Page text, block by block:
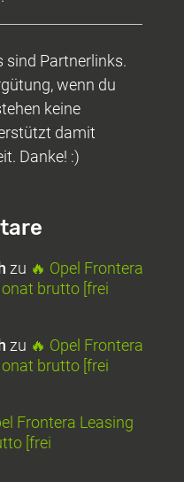
sind Partnerlinks.
wenn du
keine
damit
Danke! :)
zu 🔥 Opel Frontera
brutto [frei
zu 🔥 Opel Frontera
brutto [frei
Frontera Leasing
[frei